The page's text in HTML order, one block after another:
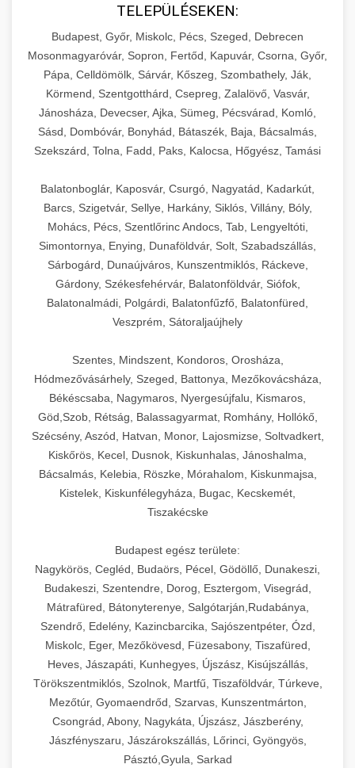
TELEPÜLÉSEKEN:
Budapest, Győr, Miskolc, Pécs, Szeged, Debrecen
Mosonmagyaróvár, Sopron, Fertőd, Kapuvár, Csorna, Győr,
Pápa, Celldömölk, Sárvár, Kőszeg, Szombathely, Ják,
Körmend, Szentgotthárd, Csepreg, Zalalövő, Vasvár,
Jánosháza, Devecser, Ajka, Sümeg, Pécsvárad, Komló,
Sásd, Dombóvár, Bonyhád, Bátaszék, Baja, Bácsalmás,
Szekszárd, Tolna, Fadd, Paks, Kalocsa, Hőgyész, Tamási
Balatonboglár, Kaposvár, Csurgó, Nagyatád, Kadarkút,
Barcs, Szigetvár, Sellye, Harkány, Siklós, Villány, Bóly,
Mohács, Pécs, Szentlőrinc Andocs, Tab, Lengyeltóti,
Simontornya, Enying, Dunaföldvár, Solt, Szabadszállás,
Sárbogárd, Dunaújváros, Kunszentmiklós, Ráckeve,
Gárdony, Székesfehérvár, Balatonföldvár, Siófok,
Balatonalmádi, Polgárdi, Balatonfűzfő, Balatonfüred,
Veszprém, Sátoraljaújhely
Szentes, Mindszent, Kondoros, Orosháza,
Hódmezővásárhely, Szeged, Battonya, Mezőkovácsháza,
Békéscsaba, Nagymaros, Nyergesújfalu, Kismaros,
Göd,Szob, Rétság, Balassagyarmat, Romhány, Hollókő,
Szécsény, Aszód, Hatvan, Monor, Lajosmizse, Soltvadkert,
Kiskőrös, Kecel, Dusnok, Kiskunhalas, Jánoshalma,
Bácsalmás, Kelebia, Röszke, Mórahalom, Kiskunmajsa,
Kistelek, Kiskunfélegyháza, Bugac, Kecskemét,
Tiszakécske
Budapest egész területe:
Nagykörös, Cegléd, Budaörs, Pécel, Gödöllő, Dunakeszi,
Budakeszi, Szentendre, Dorog, Esztergom, Visegrád,
Mátrafüred, Bátonyterenye, Salgótarján,Rudabánya,
Szendrő, Edelény, Kazincbarcika, Sajószentpéter, Ózd,
Miskolc, Eger, Mezőkövesd, Füzesabony, Tiszafüred,
Heves, Jászapáti, Kunhegyes, Újszász, Kisújszállás,
Törökszentmiklós, Szolnok, Martfű, Tiszaföldvár, Túrkeve,
Mezőtúr, Gyomaendrőd, Szarvas, Kunszentmárton,
Csongrád, Abony, Nagykáta, Újszász, Jászberény,
Jászfényszaru, Jászárokszállás, Lőrinci, Gyöngyös,
Pásztó,Gyula, Sarkad